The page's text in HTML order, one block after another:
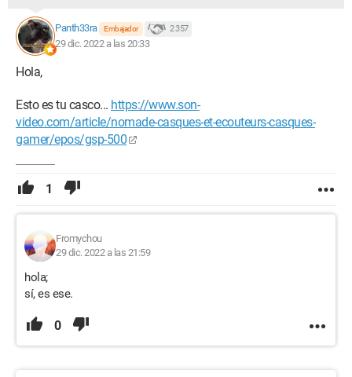
Panth33ra Embajador 2 357
29 dic. 2022 a las 20:33
Hola,
Esto es tu casco... https://www.son-
video.com/article/nomade-casques-et-ecouteurs-casques-
gamer/epos/gsp-500
1
Fromychou
29 dic. 2022 a las 21:59
hola;
sí, es ese.
0